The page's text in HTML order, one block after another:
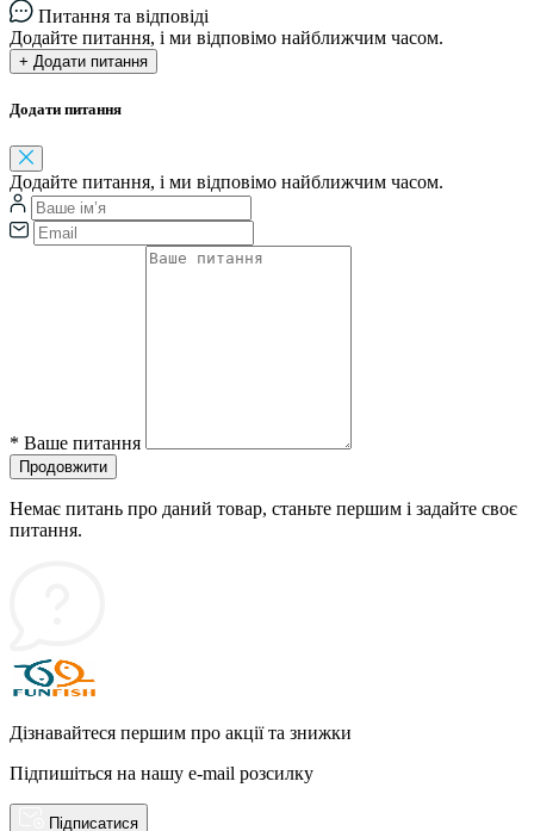
Питання та відповіді
Додайте питання, і ми відповімо найближчим часом.
+ Додати питання
Додати питання
Додайте питання, і ми відповімо найближчим часом.
* Ваше питання
Продовжити
Немає питань про даний товар, станьте першим і задайте своє
питання.
Дізнавайтеся першим про акції та знижки
Підпишіться на нашу e-mail розсилку
Підписатися